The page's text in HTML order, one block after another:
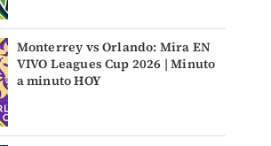
Monterrey vs Orlando: Mira EN
VIVO Leagues Cup 2026 | Minuto
a minuto HOY